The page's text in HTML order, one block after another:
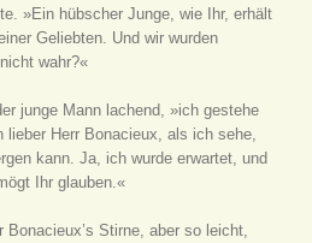
»Ein hübscher Junge, wie Ihr, erhält
Geliebten. Und wir wurden
wahr?«
junge Mann lachend, »ich gestehe
lieber Herr Bonacieux, als ich sehe,
kann. Ja, ich wurde erwartet, und
Ihr glauben.«
Bonacieux’s Stirne, aber so leicht,